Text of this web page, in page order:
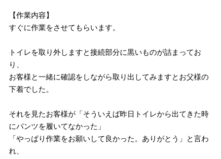
【作業内容】
すぐに作業をさせてもらいます。
トイレを取り外しますと接続部分に黒いものが詰まってお
り、
お客様と一緒に確認をしながら取り出してみますとお父様の
下着でした。
それを見たお客様が「そういえば昨日トイレから出てきた時
にパンツを履いてなかった」
「やっぱり作業をお願いして良かった。ありがとう」と言わ
れ、